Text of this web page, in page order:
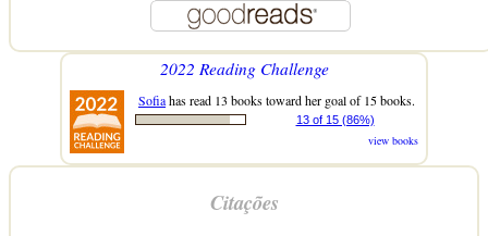
2022 Reading Challenge
Sofiahas read 13 books toward her goal of 15 books.
13 of 15 (86%)
view books
Citações